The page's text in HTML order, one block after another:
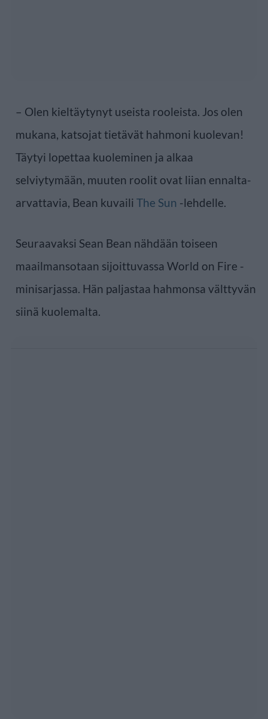
– Olen kieltäytynyt useista rooleista. Jos olen
mukana, katsojat tietävät hahmoni kuolevan!
Täytyi lopettaa kuoleminen ja alkaa
selviytymään, muuten roolit ovat liian ennalta-
arvattavia, Bean kuvaili The Sun -lehdelle.
Seuraavaksi Sean Bean nähdään toiseen
maailmansotaan sijoittuvassa World on Fire -
minisarjassa. Hän paljastaa hahmonsa välttyvän
siinä kuolemalta.